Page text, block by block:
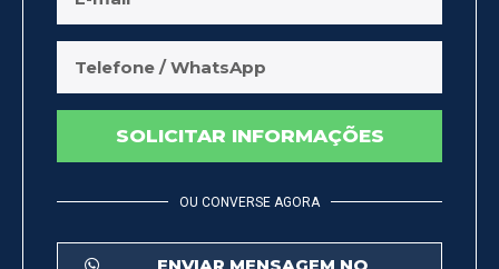
SOLICITAR INFORMAÇÕES
OU CONVERSE AGORA
ENVIAR MENSAGEM NO